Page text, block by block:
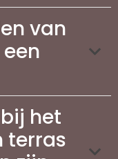
van
het
terras